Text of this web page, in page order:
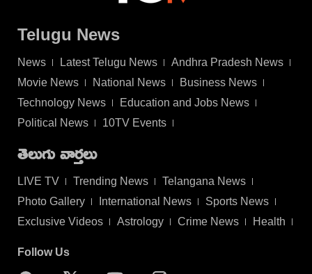
Telugu News
News Latest Telugu News
Andhra Pradesh News
Movie News
National News
Business News
Technology News
Education and Jobs News
Political News
10TV Events
తెలుగు వార్తలు
LIVE TV Trending News
Telangana News
Photo Gallery
International News
Sports News
Exclusive Videos
Astrology Crime News Health
Follow Us